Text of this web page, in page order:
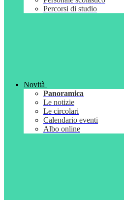
Percorsi di studio
Novità
Panoramica
Le notizie
Le circolari
Calendario eventi
Albo online